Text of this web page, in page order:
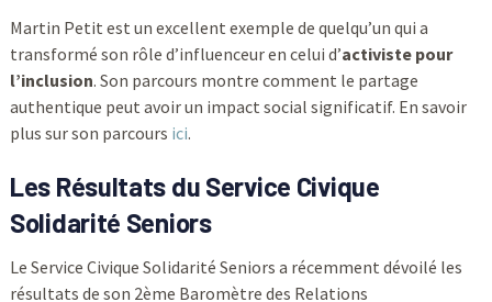
Martin Petit est un excellent exemple de quelqu’un qui a
transformé son rôle d’influenceur en celui d’activiste pour
l’inclusion. Son parcours montre comment le partage
authentique peut avoir un impact social significatif. En savoir
plus sur son parcours ici.
Les Résultats du Service Civique
Solidarité Seniors
Le Service Civique Solidarité Seniors a récemment dévoilé les
résultats de son 2ème Baromètre des Relations